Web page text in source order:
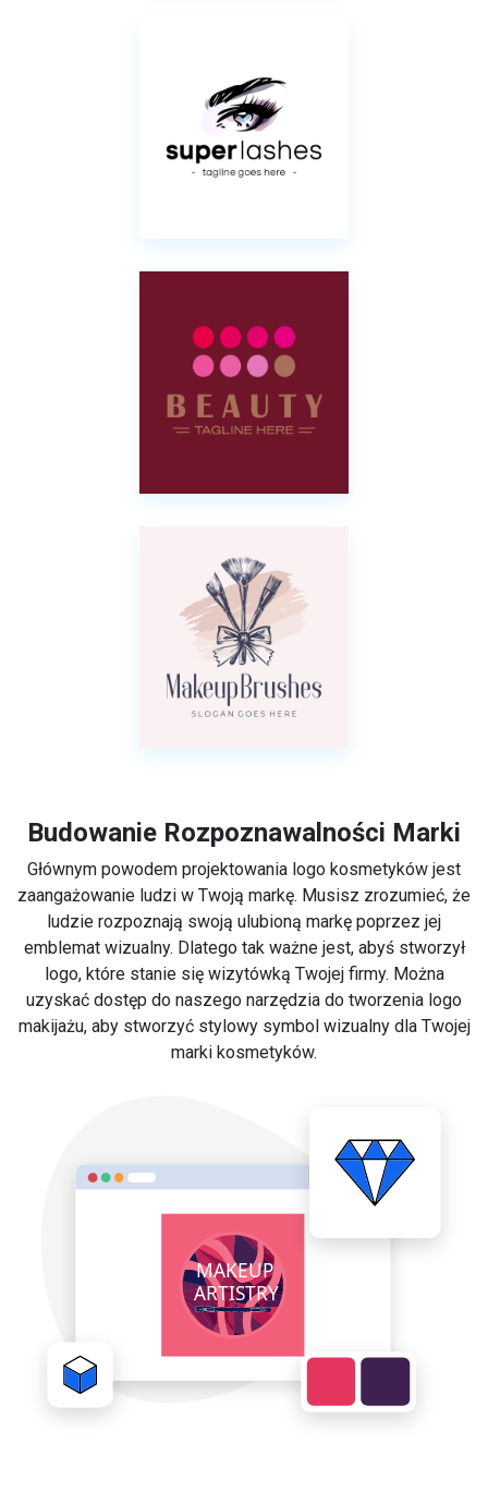
Budowanie Rozpoznawalności Marki
Głównym powodem projektowania logo kosmetyków jest
zaangażowanie ludzi w Twoją markę. Musisz zrozumieć, że
ludzie rozpoznają swoją ulubioną markę poprzez jej
emblemat wizualny. Dlatego tak ważne jest, abyś stworzył
logo, które stanie się wizytówką Twojej firmy. Można
uzyskać dostęp do naszego narzędzia do tworzenia logo
makijażu, aby stworzyć stylowy symbol wizualny dla Twojej
marki kosmetyków.